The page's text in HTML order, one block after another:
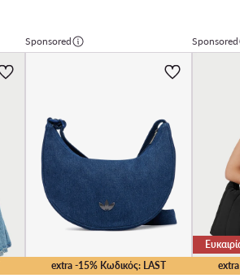
Sponsored
extra -15% Κωδικός: LAST
Sponsored